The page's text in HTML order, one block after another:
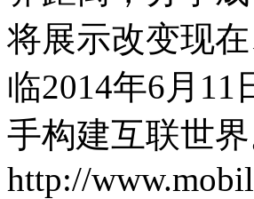
将展示改变现
临2014年6月
手构建互联世
http://